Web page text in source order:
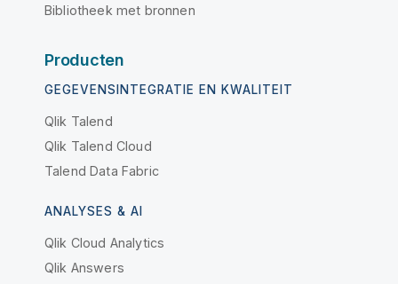
Bibliotheek met bronnen
Producten
GEGEVENSINTEGRATIE EN KWALITEIT
Qlik Talend
Qlik Talend Cloud
Talend Data Fabric
ANALYSES & AI
Qlik Cloud Analytics
Qlik Answers